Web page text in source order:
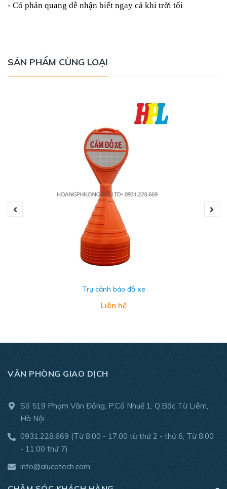
- Có phản quang dễ nhận biết ngay cả khi trời tối
SẢN PHẨM CÙNG LOẠI
Trụ cảnh báo đỗ xe
Liên hệ
VĂN PHÒNG GIAO DỊCH
Số 519 Phạm Văn Đồng, P.Cổ Nhuế 1, Q.Bắc Từ Liêm,
Hà Nội
0931.228.669 (Từ 8:00 - 17:00 từ thứ 2 - thứ 6; Từ 8:00
- 11:00 thứ 7)
info@alucotech.com